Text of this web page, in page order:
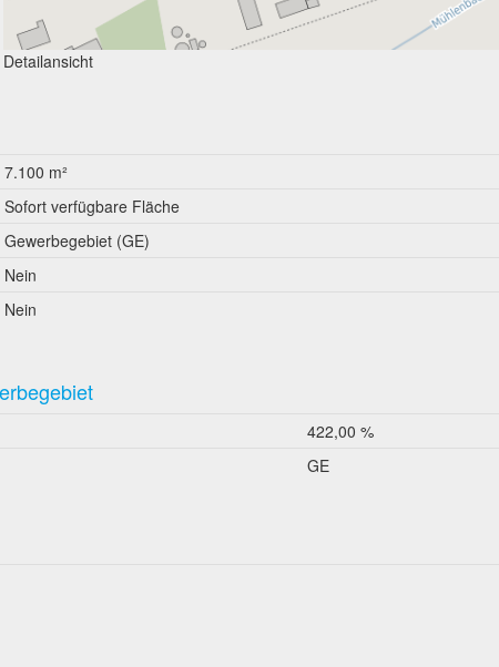
Detailansicht
7.100 m²
Sofort verfügbare Fläche
Gewerbegebiet (GE)
Nein
Nein
422,00 %
GE